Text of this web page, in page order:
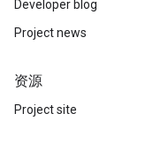
Developer blog
Project news
资源
Project site